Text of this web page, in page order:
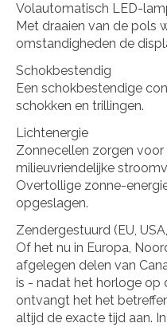
Volautomatisch LED-
Met draaien van de pols
omstandigheden de
Schokbestendig
Een schokbestendige
schokken en trillingen.
Lichtenergie
Zonnecellen zorgen voor
milieuvriendelijke
Overtollige zonne-
opgeslagen.
Zendergestuurd (EU,
Of het nu in Europa,
afgelegen delen van
is - nadat het horloge op
ontvangt het het
altijd de exacte tijd aan.